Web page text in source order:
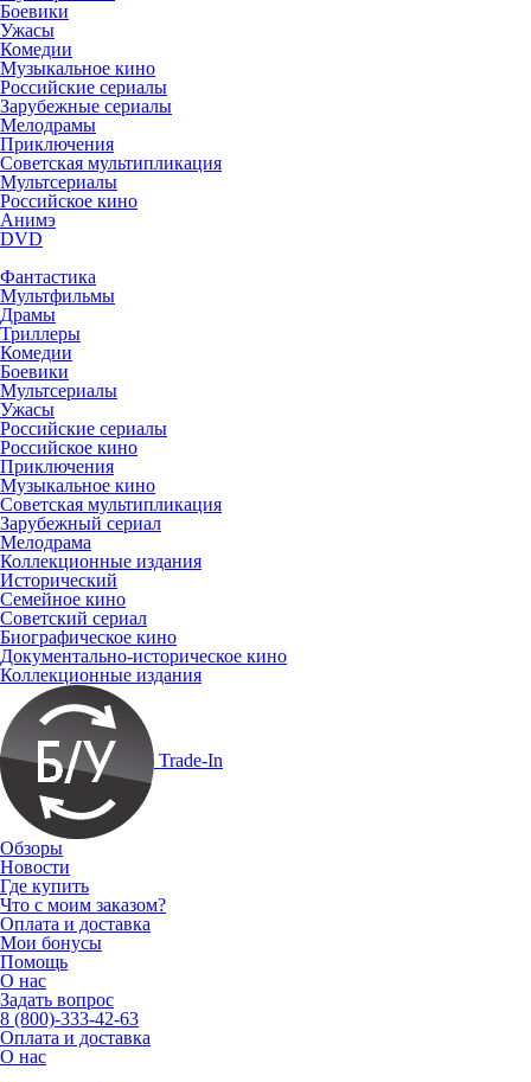
Боевики
Ужасы
Комедии
Музыкальное кино
Российские сериалы
Зарубежные сериалы
Мелодрамы
Приключения
Советская мультипликация
Мультсериалы
Российское кино
Анимэ
DVD
Фантастика
Мультфильмы
Драмы
Триллеры
Комедии
Боевики
Мультсериалы
Ужасы
Российские сериалы
Российское кино
Приключения
Музыкальное кино
Советская мультипликация
Зарубежный сериал
Мелодрама
Коллекционные издания
Исторический
Семейное кино
Советский сериал
Биографическое кино
Документально-историческое кино
Коллекционные издания
Trade-In
Обзоры
Новости
Где купить
Что с моим заказом?
Оплата и доставка
Мои бонусы
Помощь
О нас
Задать вопрос
8 (800)-333-42-63
Оплата и доставка
О нас